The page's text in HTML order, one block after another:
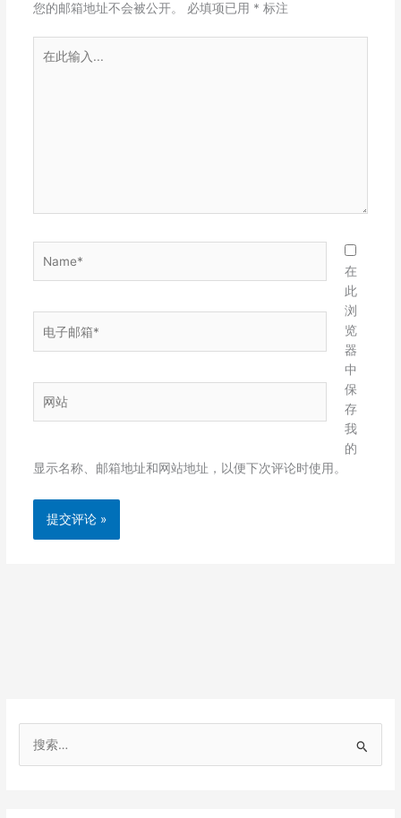
您的邮箱地址不会被公开。 必填项已用 * 标注
子
箱
站
在
此
浏
览
器
中
保
存
我
的
显示名称、邮箱地址和网站地址，以便下次评论时使用。